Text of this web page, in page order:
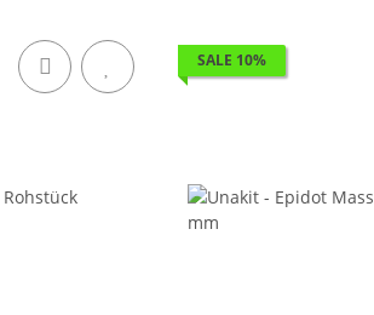
SALE 10%